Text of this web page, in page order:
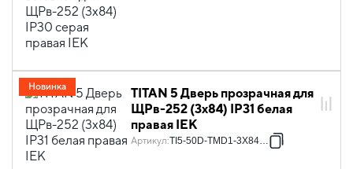
TITAN 5 Дверь прозрачная для
ЩРв-252 (3х84) IP31 белая
правая IEK
Артикул:TI5-50D-TMD1-3X84-31
Новинка